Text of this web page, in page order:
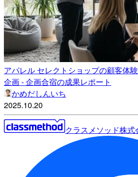
アパレル セレクトショップの顧客体
企画 - 企画合宿の成果レポート
かめだしんいち
2025.10.20
クラスメソッド株式